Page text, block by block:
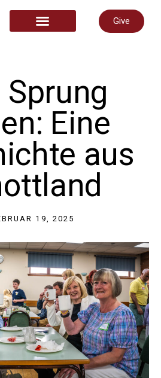
Give
Sprung
Eine
aus
19, 2025